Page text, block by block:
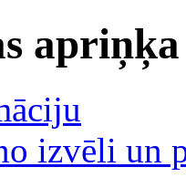
izvēli un